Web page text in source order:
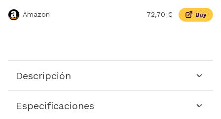
Amazon 72,70 € Buy
Descripción
Especificaciones